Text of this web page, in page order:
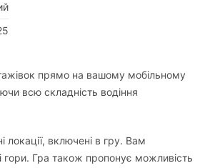
прямо на вашому мобільному
всю складність водіння
локації, включені в гру. Вам
Гра також пропонує можливість